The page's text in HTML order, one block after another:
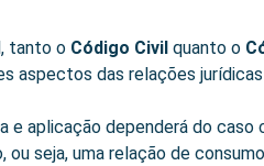
tanto o Código Civil quanto o
aspectos das relações
e aplicação dependerá do
ou seja, uma relação de